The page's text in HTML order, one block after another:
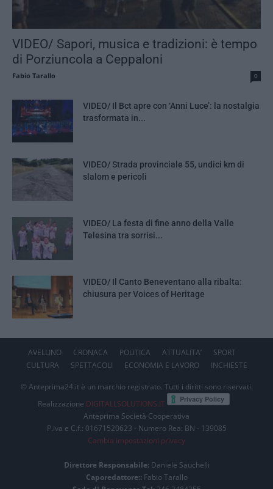
VIDEO/ Sapori, musica e tradizioni: è tempo
di Porziuncola a Ceppaloni
Fabio Tarallo 0
VIDEO/ Il Bct apre con ‘Anni Luce’: la nostalgia
trasformata in...
VIDEO/ Strada provinciale 55, undici km di
slalom e pericoli
VIDEO/ La festa di fine anno della Valle
Telesina tra sorrisi...
VIDEO/ Il Canto Beneventano alla ribalta:
chiusura per Voices of Heritage
AVELLINO CRONACA POLITICA ATTUALITA’
SPORT
CULTURA
SPETTACOLI ECONOMIA E LAVORO INCHIESTE
© Anteprima24.it è un marchio registrato. Tutti i diritti sono riservati.
Realizzazione DIGITALLSOLUTIONS.IT
Anteprima Società Cooperativa
P.iva e C.f.: 01671520623 - Numero Rea: BN - 139085
Cambia impostazioni privacy
Direttore Responsabile:Daniele Sauchelli
Caporedattore::Fabio Tarallo